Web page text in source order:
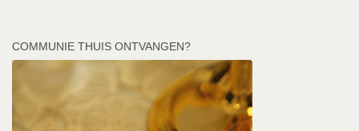
COMMUNIE THUIS ONTVANGEN?